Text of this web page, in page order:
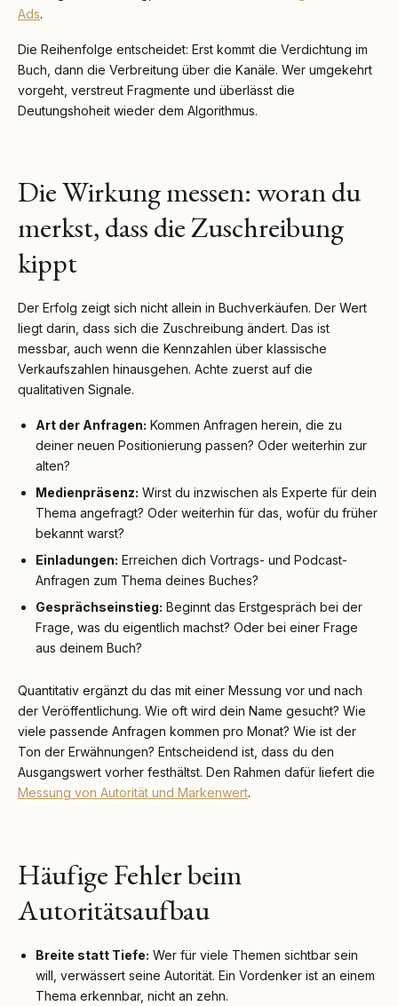
Ads.
Die Reihenfolge entscheidet: Erst kommt die Verdichtung im
Buch, dann die Verbreitung über die Kanäle. Wer umgekehrt
vorgeht, verstreut Fragmente und überlässt die
Deutungshoheit wieder dem Algorithmus.
Die Wirkung messen: woran du
merkst, dass die Zuschreibung
kippt
Der Erfolg zeigt sich nicht allein in Buchverkäufen. Der Wert
liegt darin, dass sich die Zuschreibung ändert. Das ist
messbar, auch wenn die Kennzahlen über klassische
Verkaufszahlen hinausgehen. Achte zuerst auf die
qualitativen Signale.
Art der Anfragen: Kommen Anfragen herein, die zu
deiner neuen Positionierung passen? Oder weiterhin zur
alten?
Medienpräsenz: Wirst du inzwischen als Experte für dein
Thema angefragt? Oder weiterhin für das, wofür du früher
bekannt warst?
Einladungen: Erreichen dich Vortrags- und Podcast-
Anfragen zum Thema deines Buches?
Gesprächseinstieg: Beginnt das Erstgespräch bei der
Frage, was du eigentlich machst? Oder bei einer Frage
aus deinem Buch?
Quantitativ ergänzt du das mit einer Messung vor und nach
der Veröffentlichung. Wie oft wird dein Name gesucht? Wie
viele passende Anfragen kommen pro Monat? Wie ist der
Ton der Erwähnungen? Entscheidend ist, dass du den
Ausgangswert vorher festhältst. Den Rahmen dafür liefert die
Messung von Autorität und Markenwert.
Häufige Fehler beim
Autoritätsaufbau
Breite statt Tiefe: Wer für viele Themen sichtbar sein
will, verwässert seine Autorität. Ein Vordenker ist an einem
Thema erkennbar, nicht an zehn.